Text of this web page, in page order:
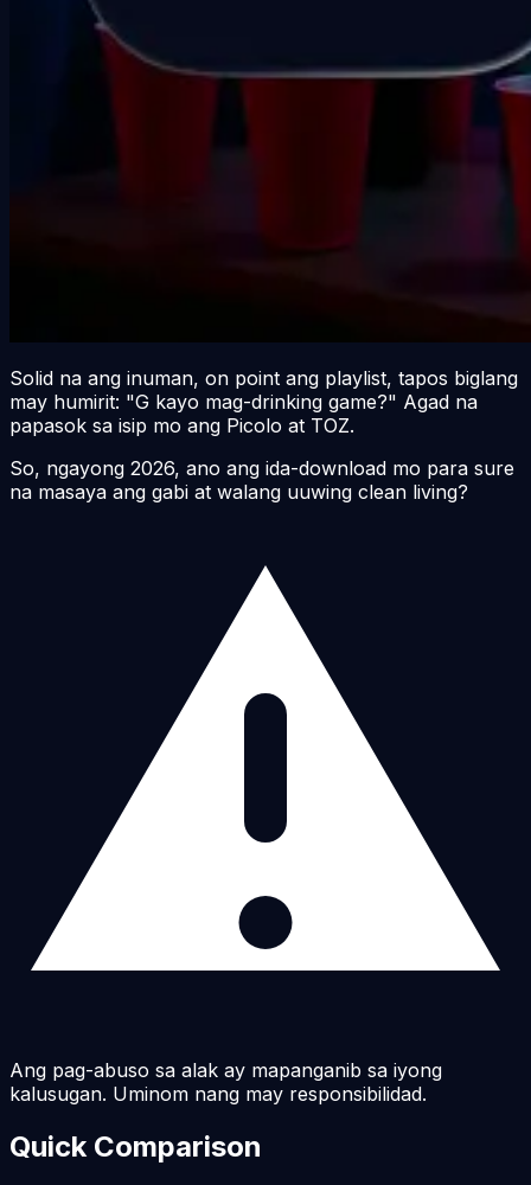
Solid na ang inuman, on point ang playlist, tapos biglang
may humirit: "G kayo mag-drinking game?" Agad na
papasok sa isip mo ang Picolo at TOZ.
So, ngayong 2026, ano ang ida-download mo para sure
na masaya ang gabi at walang uuwing clean living?
Ang pag-abuso sa alak ay mapanganib sa iyong
kalusugan. Uminom nang may responsibilidad.
Quick Comparison